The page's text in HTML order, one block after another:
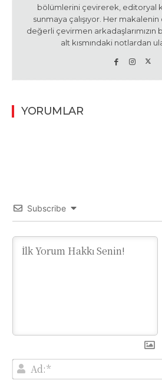
bölümlerini çevirerek, editoryal
sunmaya çalışıyor. Her
değerli çevirmen
alt kısmındaki notlardan
YORUMLAR
Subscribe